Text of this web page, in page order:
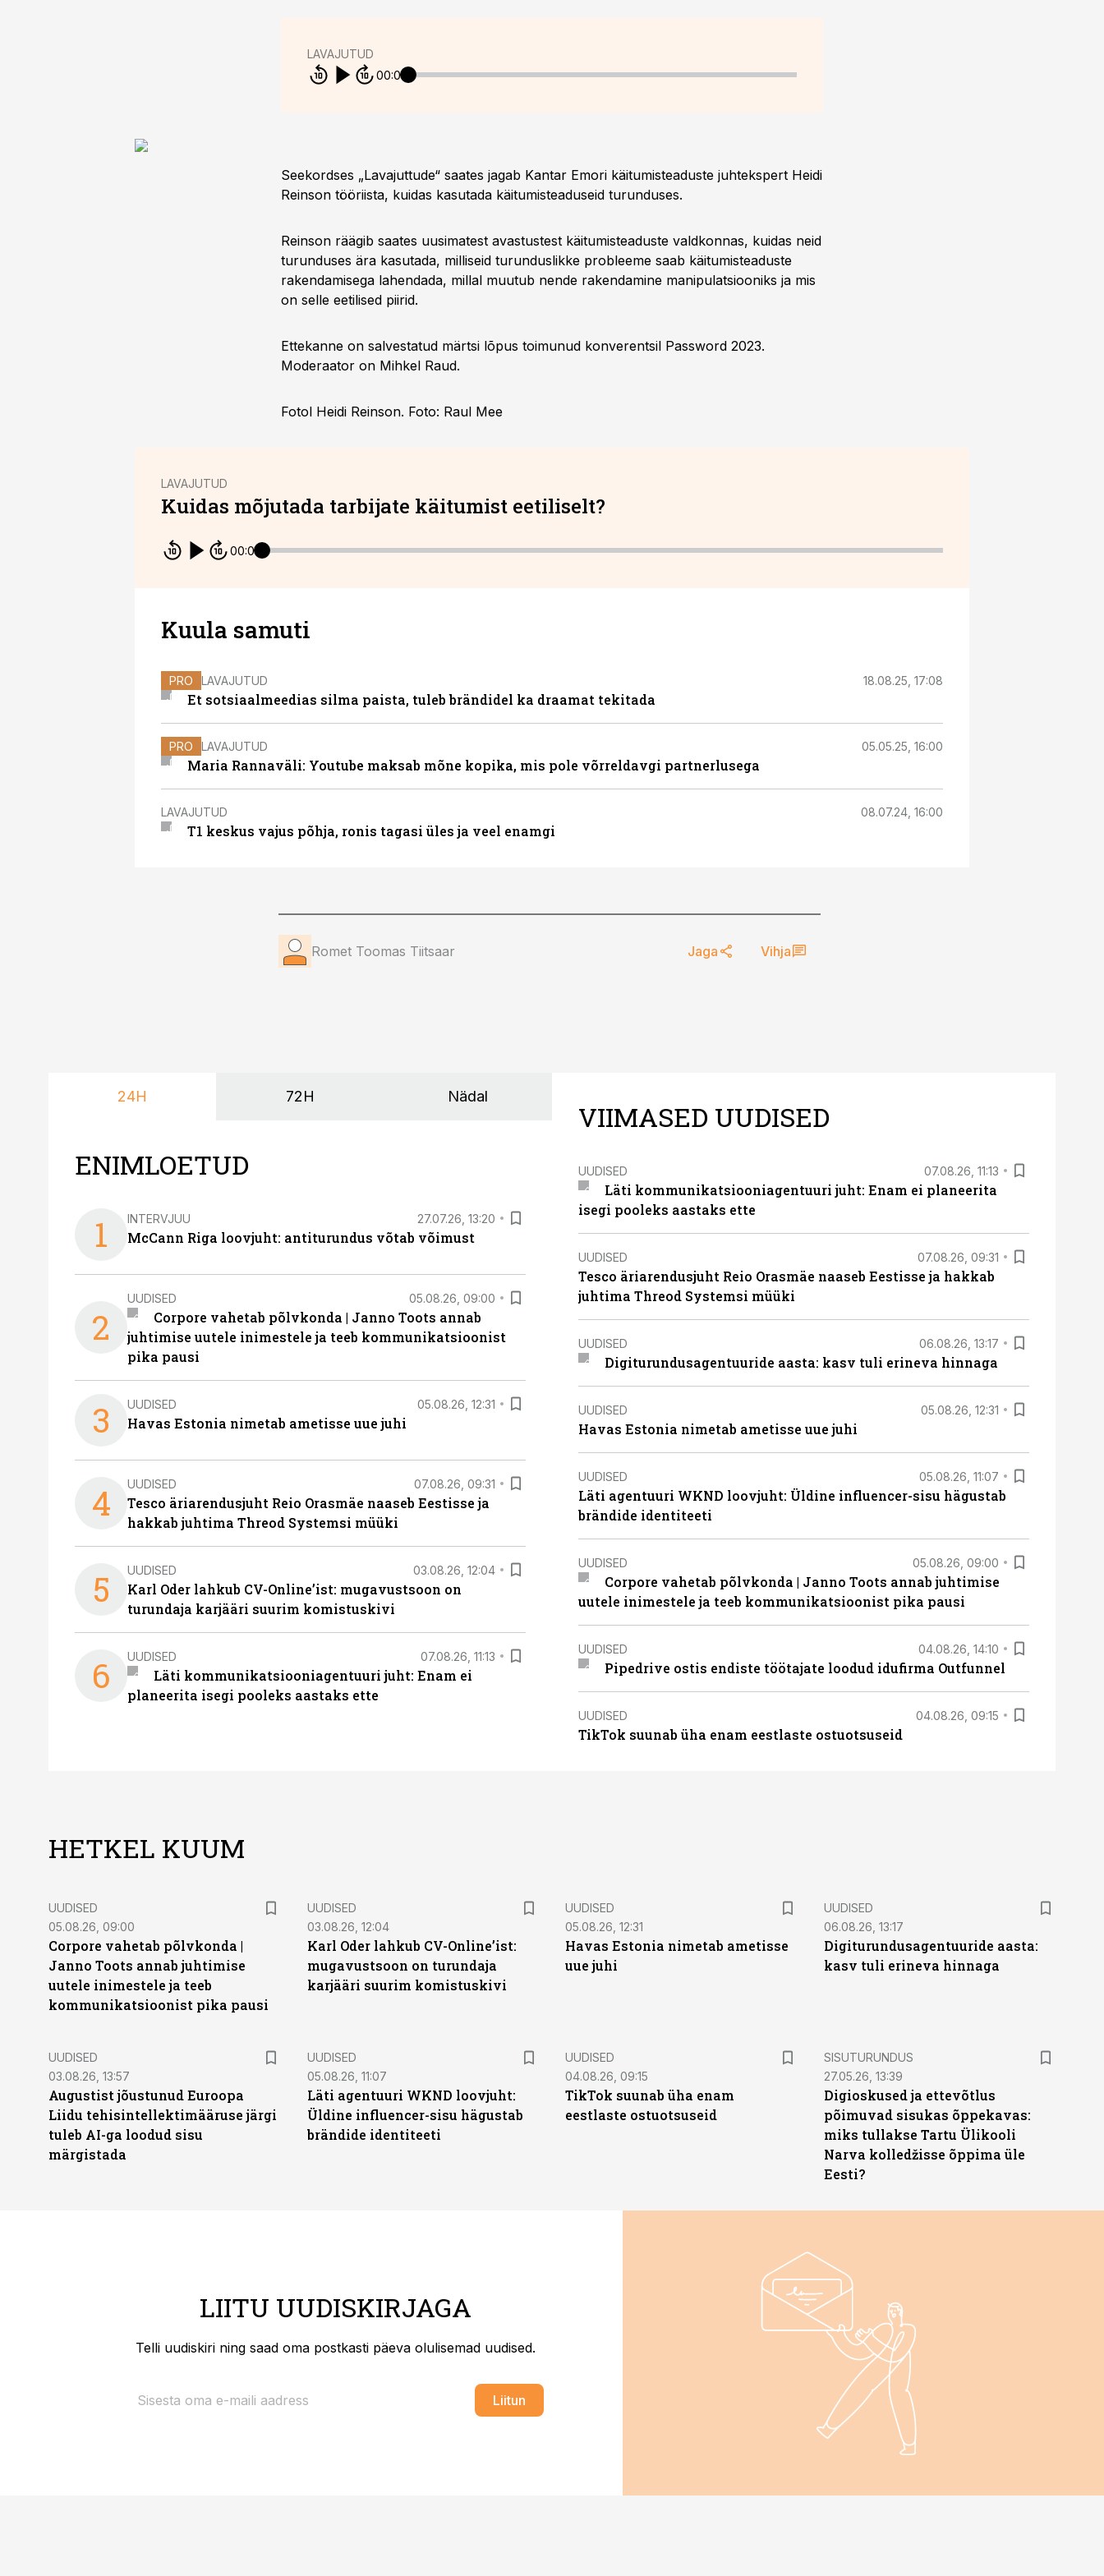
LAVAJUTUD
00:00
Seekordses „Lavajuttude“ saates jagab Kantar Emori käitumisteaduste juhtekspert Heidi
Reinson tööriista, kuidas kasutada käitumisteaduseid turunduses.
Reinson räägib saates uusimatest avastustest käitumisteaduste valdkonnas, kuidas neid
turunduses ära kasutada, milliseid turunduslikke probleeme saab käitumisteaduste
rakendamisega lahendada, millal muutub nende rakendamine manipulatsiooniks ja mis
on selle eetilised piirid.
Ettekanne on salvestatud märtsi lõpus toimunud konverentsil Password 2023.
Moderaator on Mihkel Raud.
Fotol Heidi Reinson. Foto: Raul Mee
LAVAJUTUD
Kuidas mõjutada tarbijate käitumist eetiliselt?
00:00
Kuula samuti
PRO LAVAJUTUD 18.08.25, 17:08
Et sotsiaalmeedias silma paista, tuleb brändidel ka draamat tekitada
PRO LAVAJUTUD 05.05.25, 16:00
Maria Rannaväli: Youtube maksab mõne kopika, mis pole võrreldavgi partnerlusega
LAVAJUTUD 08.07.24, 16:00
T1 keskus vajus põhja, ronis tagasi üles ja veel enamgi
Romet Toomas Tiitsaar Jaga Vihja
24H 72H Nädal
ENIMLOETUD
1 INTERVJUU 27.07.26, 13:20
McCann Riga loovjuht: antiturundus võtab võimust
2
UUDISED 05.08.26, 09:00
Corpore vahetab põlvkonda | Janno Toots annab
juhtimise uutele inimestele ja teeb kommunikatsioonist
pika pausi
3 UUDISED 05.08.26, 12:31
Havas Estonia nimetab ametisse uue juhi
4 UUDISED 07.08.26, 09:31
Tesco äriarendusjuht Reio Orasmäe naaseb Eestisse ja
hakkab juhtima Threod Systemsi müüki
5 UUDISED 03.08.26, 12:04
Karl Oder lahkub CV-Online’ist: mugavustsoon on
turundaja karjääri suurim komistuskivi
6 UUDISED 07.08.26, 11:13
Läti kommunikatsiooniagentuuri juht: Enam ei
planeerita isegi pooleks aastaks ette
VIIMASED UUDISED
UUDISED 07.08.26, 11:13
Läti kommunikatsiooniagentuuri juht: Enam ei planeerita
isegi pooleks aastaks ette
UUDISED 07.08.26, 09:31
Tesco äriarendusjuht Reio Orasmäe naaseb Eestisse ja hakkab
juhtima Threod Systemsi müüki
UUDISED 06.08.26, 13:17
Digiturundusagentuuride aasta: kasv tuli erineva hinnaga
UUDISED 05.08.26, 12:31
Havas Estonia nimetab ametisse uue juhi
UUDISED 05.08.26, 11:07
Läti agentuuri WKND loovjuht: Üldine influencer-sisu hägustab
brändide identiteeti
UUDISED 05.08.26, 09:00
Corpore vahetab põlvkonda | Janno Toots annab juhtimise
uutele inimestele ja teeb kommunikatsioonist pika pausi
UUDISED 04.08.26, 14:10
Pipedrive ostis endiste töötajate loodud idufirma Outfunnel
UUDISED 04.08.26, 09:15
TikTok suunab üha enam eestlaste ostuotsuseid
HETKEL KUUM
UUDISED
05.08.26, 09:00
Corpore vahetab põlvkonda |
Janno Toots annab juhtimise
uutele inimestele ja teeb
kommunikatsioonist pika pausi
UUDISED
03.08.26, 12:04
Karl Oder lahkub CV-Online’ist:
mugavustsoon on turundaja
karjääri suurim komistuskivi
UUDISED
05.08.26, 12:31
Havas Estonia nimetab ametisse
uue juhi
UUDISED
06.08.26, 13:17
Digiturundusagentuuride aasta:
kasv tuli erineva hinnaga
UUDISED
03.08.26, 13:57
Augustist jõustunud Euroopa
Liidu tehisintellektimääruse järgi
tuleb AI-ga loodud sisu
märgistada
UUDISED
05.08.26, 11:07
Läti agentuuri WKND loovjuht:
Üldine influencer-sisu hägustab
brändide identiteeti
UUDISED
04.08.26, 09:15
TikTok suunab üha enam
eestlaste ostuotsuseid
ST
SISUTURUNDUS
27.05.26, 13:39
Digioskused ja ettevõtlus
põimuvad sisukas õppekavas:
miks tullakse Tartu Ülikooli
Narva kolledžisse õppima üle
Eesti?
LIITU UUDISKIRJAGA
Telli uudiskiri ning saad oma postkasti päeva olulisemad uudised.
Liitun